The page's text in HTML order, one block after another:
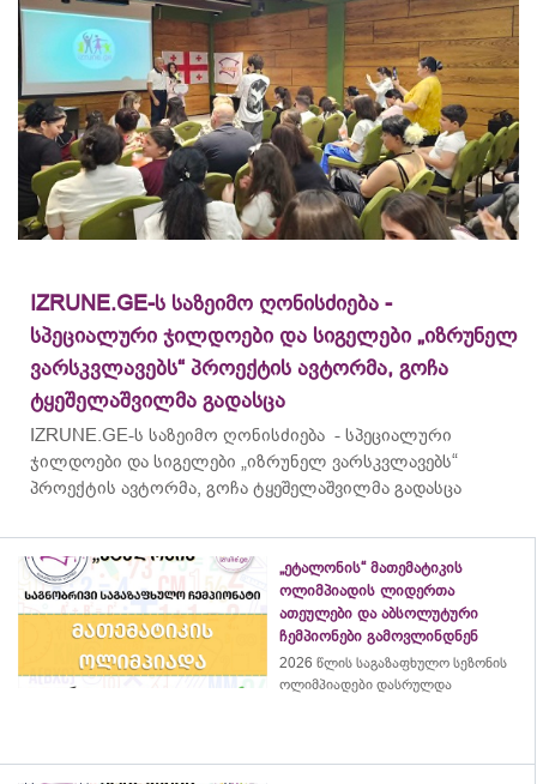
IZRUNE.GE-ს საზეიმო ღონისძიება -
სპეციალური ჯილდოები და სიგელები „იზრუნელ
ვარსკვლავებს“ პროექტის ავტორმა, გოჩა
ტყეშელაშვილმა გადასცა
IZRUNE.GE-ს საზეიმო ღონისძიება - სპეციალური
ჯილდოები და სიგელები „იზრუნელ ვარსკვლავებს“
პროექტის ავტორმა, გოჩა ტყეშელაშვილმა გადასცა
„ეტალონის“ მათემატიკის
ოლიმპიადის ლიდერთა
ათეულები და აბსოლუტური
ჩემპიონები გამოვლინდნენ
2026 წლის საგაზაფხულო სეზონის
ოლიმპიადები დასრულდა